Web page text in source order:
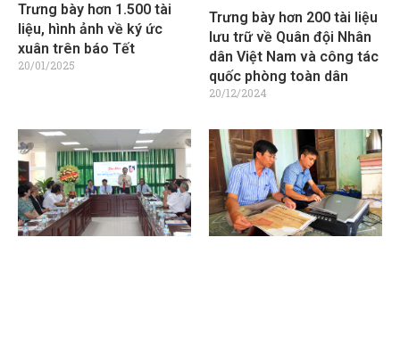
Trưng bày hơn 1.500 tài
liệu, hình ảnh về ký ức
xuân trên báo Tết
20/01/2025
Trưng bày hơn 200 tài liệu
lưu trữ về Quân đội Nhân
dân Việt Nam và công tác
quốc phòng toàn dân
20/12/2024